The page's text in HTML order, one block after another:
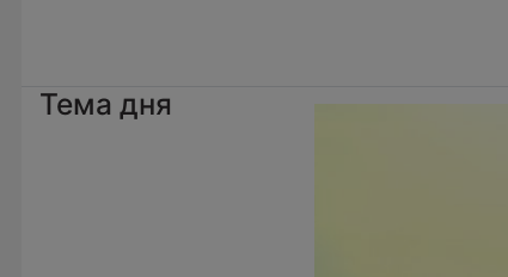
Тема дня